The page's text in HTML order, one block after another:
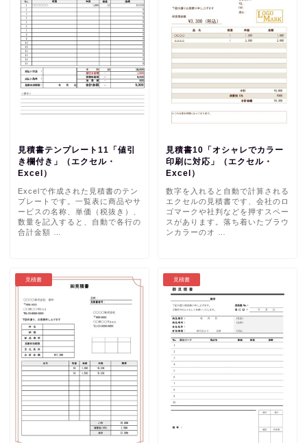
見積書テンプレート11「値引
き欄付き」（エクセル・
Excel）
Excelで作成された見積書のテン
プレートです。一覧表に商品やサ
ービスの名称、単価（税抜き）、
数量を記入すると、自動で各行の
合計金額 …
見積書10「オシャレでカラー
印刷に対応」（エクセル・
Excel）
数字を入れると自動で計算される
エクセルの見積書です、会社のロ
ゴマークや社判などを押すスペー
スがあります。落ち着いたブラウ
ンカラーのオ …
見積書 見積書